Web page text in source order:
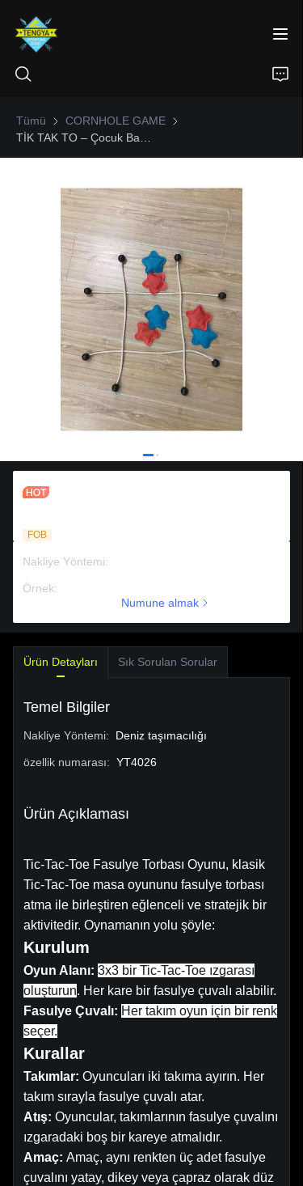
Tümü CORNHOLE GAME CORNHOLE GAME
FOB
Nakliye Yöntemi:
Örnek:
Numune almak
Ürün Detayları Sık Sorulan Sorular
Temel Bilgiler
Nakliye Yöntemi: Deniz taşımacılığı
özellik numarası: YT4026
Ürün Açıklaması
Tic-Tac-Toe Fasulye Torbası Oyunu, klasik
Tic-Tac-Toe masa oyununu fasulye torbası
atma ile birleştiren eğlenceli ve stratejik bir
aktivitedir. Oynamanın yolu şöyle:
Kurulum
Oyun Alanı: 3x3 bir Tic-Tac-Toe ızgarası
oluşturun. Her kare bir fasulye çuvalı alabilir.
Fasulye Çuvalı: Her takım oyun için bir renk
seçer.
Kurallar
Takımlar: Oyuncuları iki takıma ayırın. Her
takım sırayla fasulye çuvalı atar.
Atış: Oyuncular, takımlarının fasulye çuvalını
ızgaradaki boş bir kareye atmalıdır.
Amaç: Amaç, aynı renkten üç adet fasulye
çuvalını yatay, dikey veya çapraz olarak düz
ANA SƏHİFƏ
HAKKIMIZDA
HABERLER
İLETİŞİM